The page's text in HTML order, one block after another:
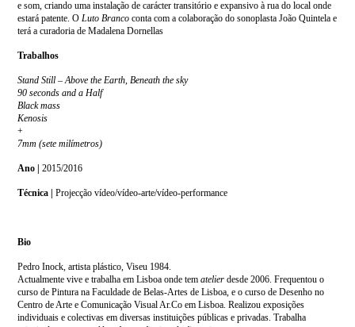
e som, criando uma instalação de carácter transitório e expansivo à rua do local onde
estará patente. OLuto Branco conta com a colaboração do sonoplasta João Quintela e
terá a curadoria de Madalena Dornellas
Trabalhos
Stand Still – Above the Earth, Beneath the sky
90 seconds and a Half
Black mass
Kenosis
+
7mm (sete milímetros)
Ano | 2015/2016
Técnica |Projecção vídeo/vídeo-arte/vídeo-performance
Bio
Pedro Inock, artista plástico, Viseu 1984.
Actualmente vive e trabalha em Lisboa onde tematelier desde 2006. Frequentou o
curso de Pintura na Faculdade de Belas-Artes de Lisboa, e o curso de Desenho no
Centro de Arte e Comunicação Visual Ar.Co em Lisboa. Realizou exposições
individuais e colectivas em diversas instituições públicas e privadas. Trabalha